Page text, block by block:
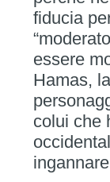
fiducia
essere
Hamas,
colui che